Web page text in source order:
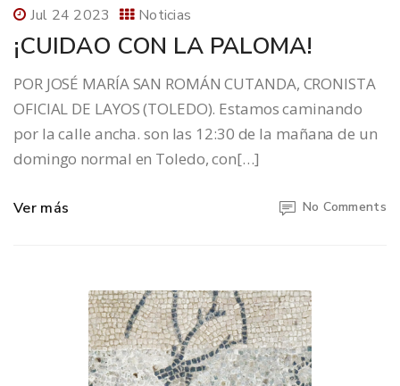
Jul 24 2023 Noticias
¡CUIDAO CON LA PALOMA!
POR JOSÉ MARÍA SAN ROMÁN CUTANDA, CRONISTA
OFICIAL DE LAYOS (TOLEDO). Estamos caminando
por la calle ancha. son las 12:30 de la mañana de un
domingo normal en Toledo, con[…]
Ver más No Comments